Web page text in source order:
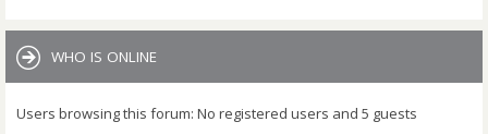
WHO IS ONLINE
Users browsing this forum: No registered users and 5 guests